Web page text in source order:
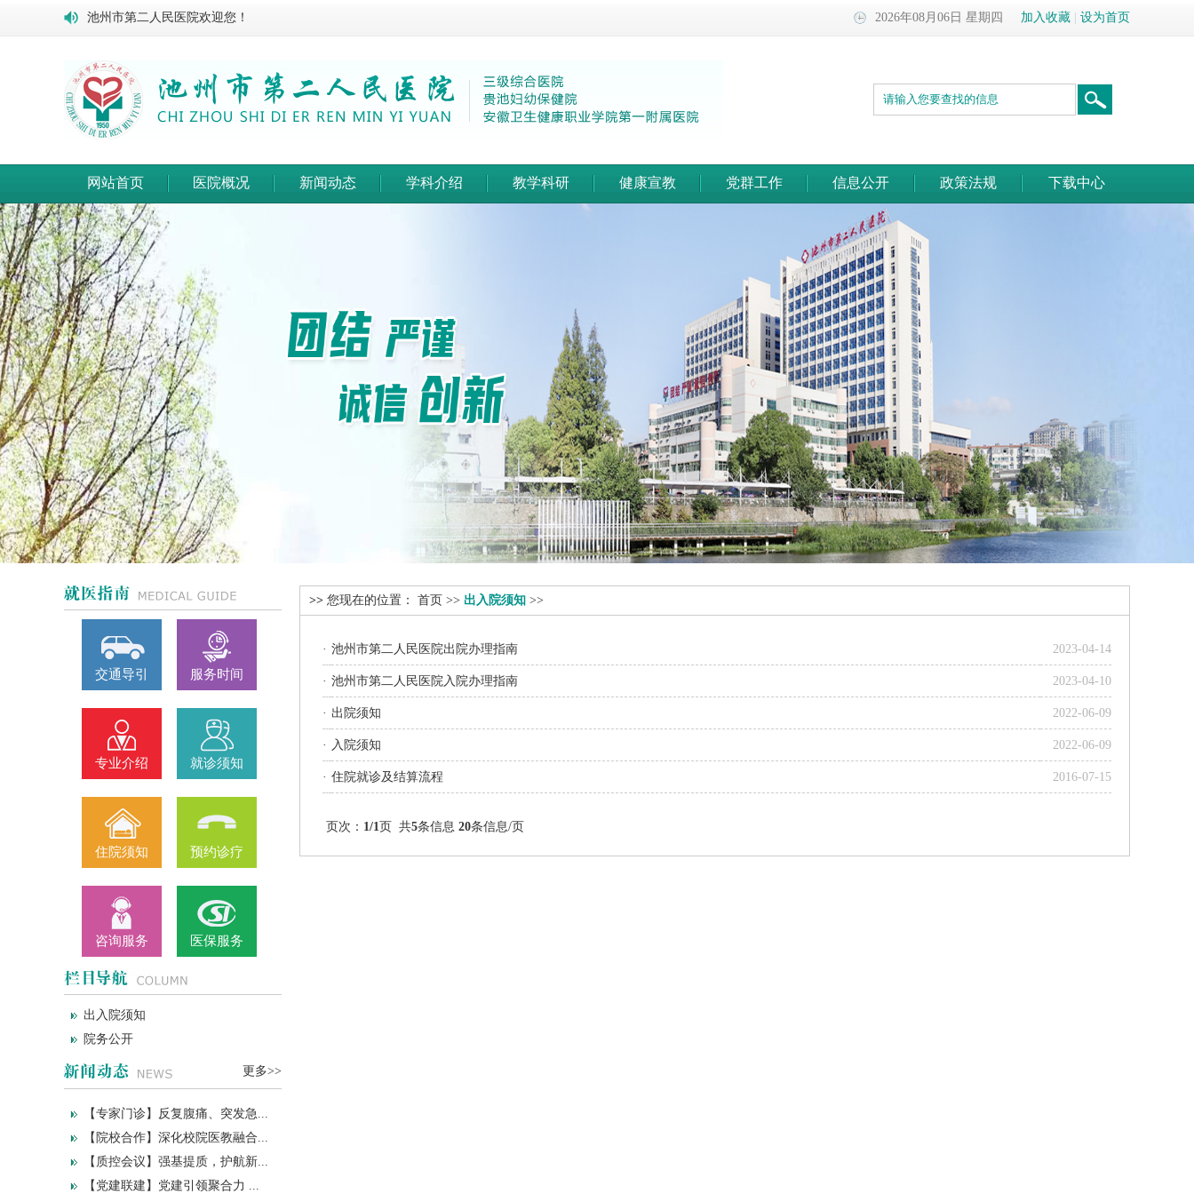
池州市第二人民医院欢迎您！ 2026年08月06日 星期四 加入收藏 设为首页
网站首页 医院概况 新闻动态 学科介绍 教学科研 健康宣教 党群工作 信息公开 政策法规 下载中心
交通导引 服务时间
专业介绍 就诊须知
住院须知 预约诊疗
咨询服务 医保服务
出入院须知
院务公开
更多>>
【专家门诊】反复腹痛、突发急...
【院校合作】深化校院医教融合...
【质控会议】强基提质，护航新...
【党建联建】党建引领聚合力 ...
>> 您现在的位置： 首页 >> 出入院须知 >>
· 池州市第二人民医院出院办理指南 2023-04-14
· 池州市第二人民医院入院办理指南 2023-04-10
· 出院须知 2022-06-09
· 入院须知 2022-06-09
· 住院就诊及结算流程 2016-07-15
页次： 1/1页 共5条信息 20条信息/页